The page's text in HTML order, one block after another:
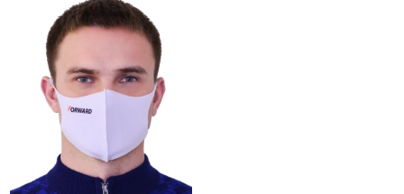
Смоленская область (1)
Ставропольский край (5)
Томская область (1)
Тульская область (1)
Тюменская область (3)
Хакасия (1)
Ханты-Мансийский автономный округ (3)
Челябинская область (2)